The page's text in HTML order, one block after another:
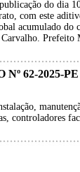
do dia
com este
acumulado do
Prefeito
62-2025-PE
controladores